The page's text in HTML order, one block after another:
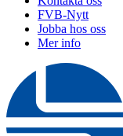
FVB-Nytt
Jobba hos oss
Mer info